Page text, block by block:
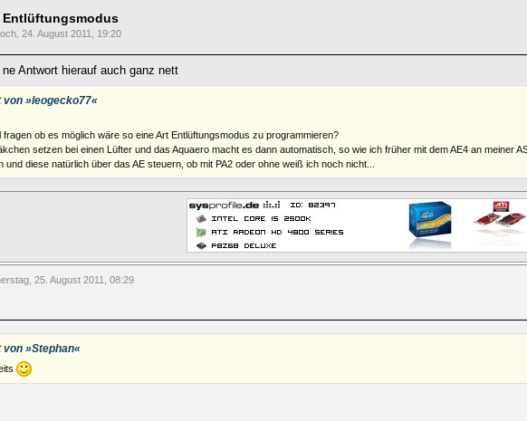
Entlüftungsmodus
24. August 2011, 19:20
ne Antwort hierauf auch ganz nett
von »leogecko77«
fragen ob es möglich wäre so eine Art Entlüftungsmodus zu programmieren?
setzen bei einen Lüfter und das Aquaero macht es dann automatisch, so wie ich früher mit dem AE4 an meiner
und diese natürlich über das AE steuern, ob mit PA2 oder ohne weiß ich noch nicht...
25. August 2011, 08:29
von »Stephan«